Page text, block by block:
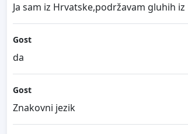
Ja sam iz Hrvatske,podržavam gluhih
Gost
da
Gost
Znakovni jezik